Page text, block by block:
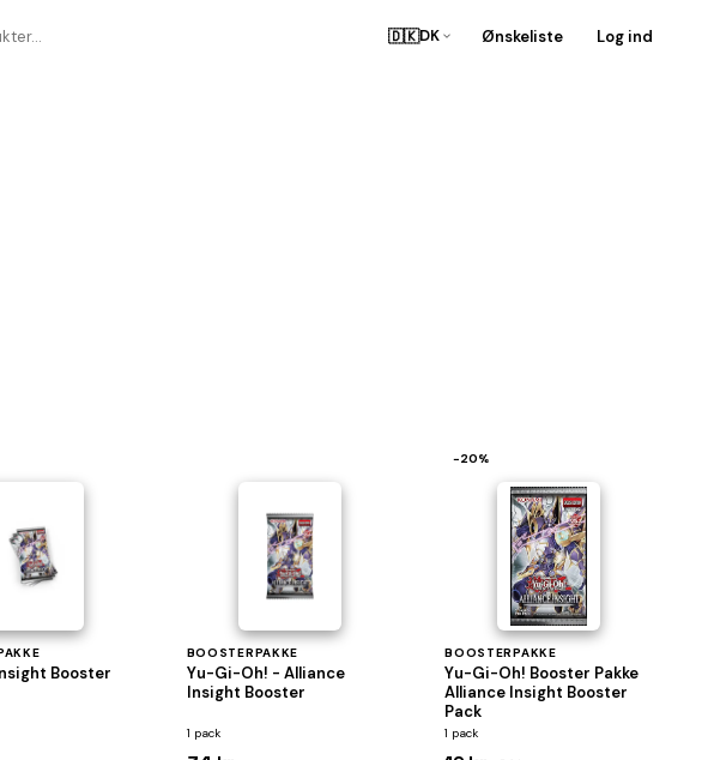
🇩🇰DK Ønskeliste Log ind
Booster
BOOSTERPAKKE
Yu-Gi-Oh! - Alliance
Insight Booster
1 pack
−20%
BOOSTERPAKKE
Yu-Gi-Oh! Booster Pakke
Alliance Insight Booster
Pack
1 pack